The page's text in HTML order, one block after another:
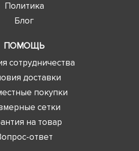
Политика
Блог
ПОМОЩЬ
сотрудничества
доставки
покупки
сетки
на товар
ответ